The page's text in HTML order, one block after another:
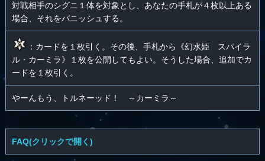
対戦相手のシグニ１体を対象とし、あなたの手札が４枚以上ある
場合、それをバニッシュする。
：カードを１枚引く。その後、手札から《幻水姫 スパイラ
ル・カーミラ》１枚を公開してもよい。そうした場合、追加でカ
ードを１枚引く。
やーんもう、トルネーッド！ ～カーミラ～
FAQ(クリックで開く)